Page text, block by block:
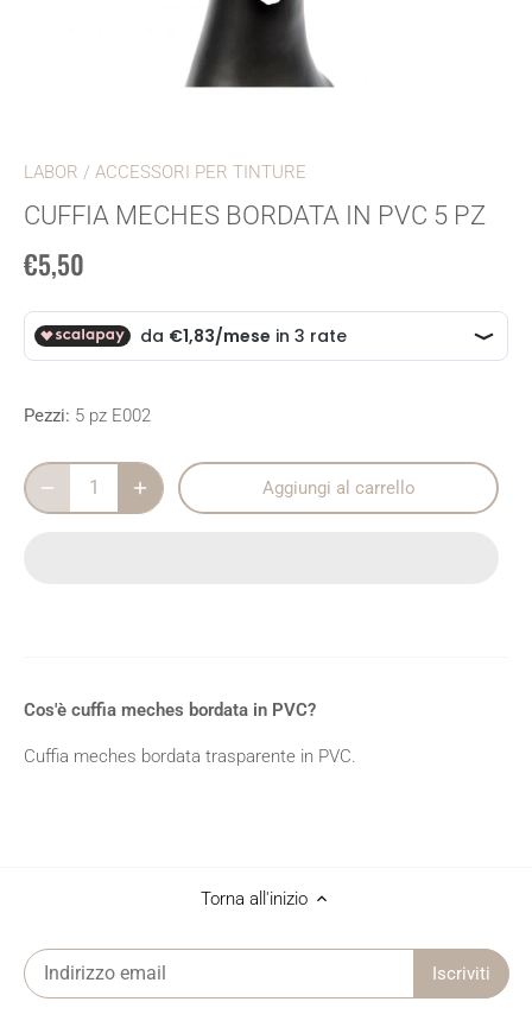
LABOR / ACCESSORI PER TINTURE
CUFFIA MECHES BORDATA IN PVC 5 PZ
€5,50
Pezzi: 5 pz E002
Aggiungi al carrello
Cos'è cuffia meches bordata in PVC?
Cuffia meches bordata trasparente in PVC.
Torna all'inizio